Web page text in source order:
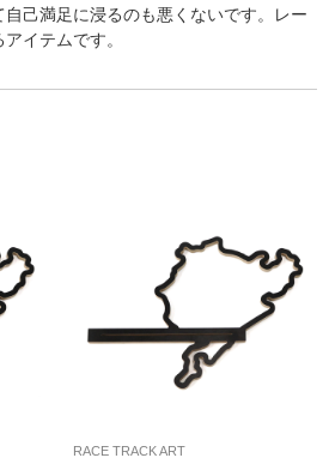
己満足に浸るのも悪くないです。レー
イテムです。
RACE TRACK ART